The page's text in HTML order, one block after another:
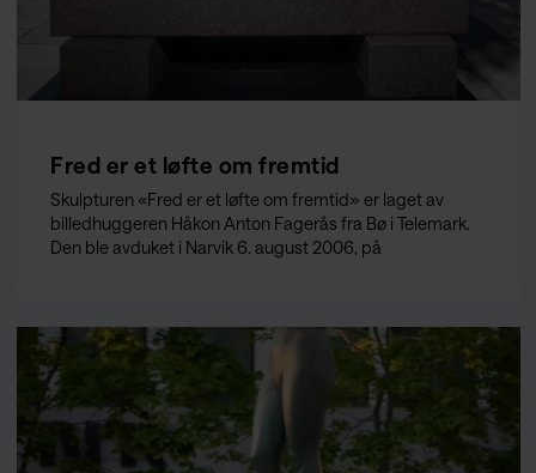
Fred er et løfte om fremtid
Skulpturen «Fred er et løfte om fremtid» er laget av
billedhuggeren Håkon Anton Fagerås fra Bø i Telemark.
Den ble avduket i Narvik 6. august 2006, på